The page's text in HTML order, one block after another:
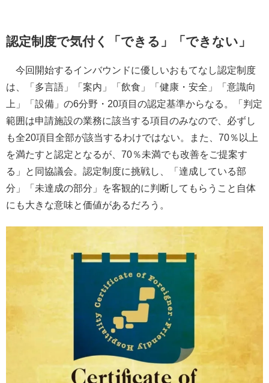
認定制度で気付く「できる」「できない」
今回開始するインバウンドに優しいおもてなし認定制度
は、「多言語」「案内」「飲食」「健康・安全」「意識向
上」「設備」の6分野・20項目の認定基準からなる。「判定
範囲は申請施設の業務に該当する項目のみなので、必ずし
も全20項目全部が該当するわけではない。また、70％以上
を満たすと認定となるが、70％未満でも改善をご提案す
る」と同協議会。認定制度に挑戦し、「達成している部
分」「未達成の部分」を客観的に判断してもらうこと自体
にも大きな意味と価値があるだろう。